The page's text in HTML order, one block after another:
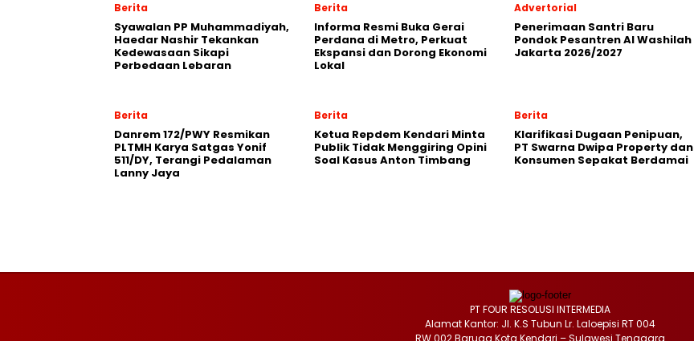
Berita
Syawalan PP Muhammadiyah,
Haedar Nashir Tekankan
Kedewasaan Sikapi
Perbedaan Lebaran
Berita
Informa Resmi Buka Gerai
Perdana di Metro, Perkuat
Ekspansi dan Dorong Ekonomi
Lokal
Advertorial
Penerimaan Santri Baru
Pondok Pesantren Al Washilah
Jakarta 2026/2027
Berita
Danrem 172/PWY Resmikan
PLTMH Karya Satgas Yonif
511/DY, Terangi Pedalaman
Lanny Jaya
Berita
Ketua Repdem Kendari Minta
Publik Tidak Menggiring Opini
Soal Kasus Anton Timbang
Berita
Klarifikasi Dugaan Penipuan,
PT Swarna Dwipa Property dan
Konsumen Sepakat Berdamai
PT FOUR RESOLUSI INTERMEDIA
Alamat Kantor: Jl. K.S Tubun Lr. Laloepisi RT 004
RW 002 Baruga Kota Kendari – Sulawesi Tenggara